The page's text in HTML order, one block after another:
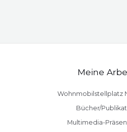
Meine
Wohnmobilstellplatz
Bücher/
Multimedia-